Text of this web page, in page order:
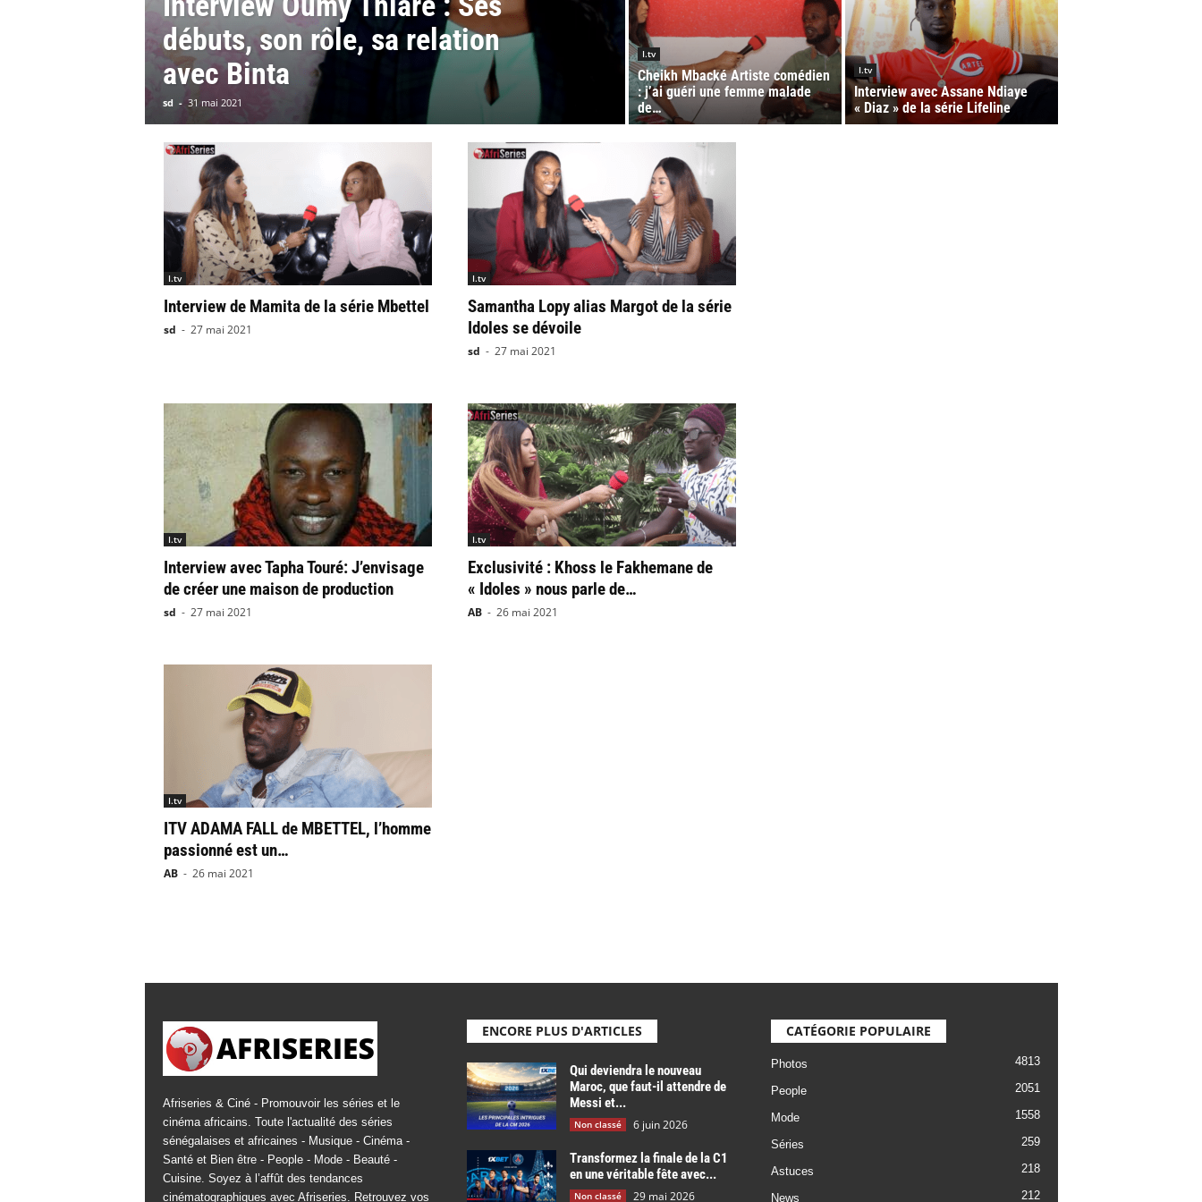
débuts, son rôle, sa relation
avec Binta
sd - 31 mai 2021
I.tv
Cheikh Mbacké Artiste comédien
: j’ai guéri une femme malade
de…
I.tv
Interview avec Assane Ndiaye
« Diaz » de la série Lifeline
I.tv
Interview de Mamita de la série Mbettel
sd - 27 mai 2021
I.tv
Samantha Lopy alias Margot de la série
Idoles se dévoile
sd - 27 mai 2021
I.tv
Interview avec Tapha Touré: J’envisage
de créer une maison de production
sd - 27 mai 2021
I.tv
Exclusivité : Khoss le Fakhemane de
« Idoles » nous parle de…
AB - 26 mai 2021
I.tv
ITV ADAMA FALL de MBETTEL, l’homme
passionné est un…
AB - 26 mai 2021
Afriseries & Ciné - Promouvoir les séries et le
cinéma africains. Toute l'actualité des séries
sénégalaises et africaines - Musique - Cinéma -
Santé et Bien être - People - Mode - Beauté -
Cuisine. Soyez à l’affût des tendances
cinématographiques avec Afriseries. Retrouvez vos
ENCORE PLUS D'ARTICLES
Qui deviendra le nouveau
Maroc, que faut-il attendre de
Messi et...
Non classé 6 juin 2026
Transformez la finale de la C1
en une véritable fête avec...
Non classé 29 mai 2026
CATÉGORIE POPULAIRE
Photos 4813
People 2051
Mode 1558
Séries 259
Astuces 218
News 212